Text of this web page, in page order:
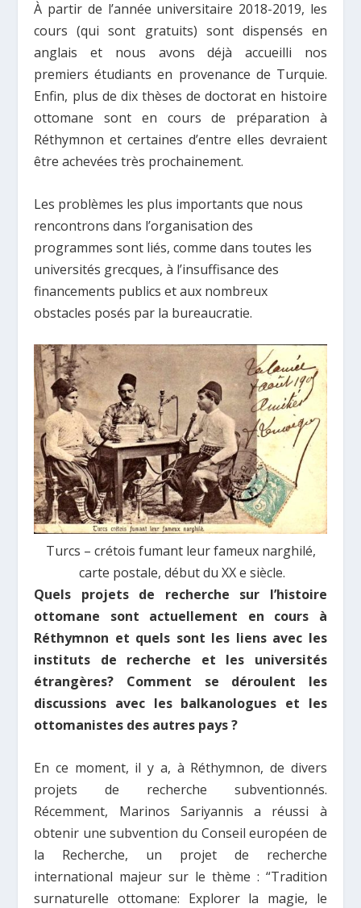
À partir de l’année universitaire 2018-2019, les
cours (qui sont gratuits) sont dispensés en
anglais et nous avons déjà accueilli nos
premiers étudiants en provenance de Turquie.
Enfin, plus de dix thèses de doctorat en histoire
ottomane sont en cours de préparation à
Réthymnon et certaines d’entre elles devraient
être achevées très prochainement.
Les problèmes les plus importants que nous
rencontrons dans l’organisation des
programmes sont liés, comme dans toutes les
universités grecques, à l’insuffisance des
financements publics et aux nombreux
obstacles posés par la bureaucratie.
Turcs – crétois fumant leur fameux narghilé,
carte postale, début du XX e siècle.
Quels projets de recherche sur l’histoire
ottomane sont actuellement en cours à
Réthymnon et quels sont les liens avec les
instituts de recherche et les universités
étrangères? Comment se déroulent les
discussions avec les balkanologues et les
ottomanistes des autres pays ?
En ce moment, il y a, à Réthymnon, de divers
projets de recherche subventionnés.
Récemment, Marinos Sariyannis a réussi à
obtenir une subvention du Conseil européen de
la Recherche, un projet de recherche
international majeur sur le thème : “Tradition
surnaturelle ottomane: Explorer la magie, le